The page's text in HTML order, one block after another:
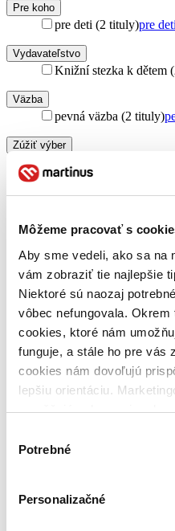
Môžeme pracovať s
Aby sme vedeli, ako sa na
vám zobraziť tie najlepšie
Niektoré sú naozaj
vôbec nefungovala.
cookies, ktoré nám
funguje, a stále ho pre vás
cookies nám dovoľujú
lepšiu orientáciu.
umožňujú zobrazenie
keby sme mohli používať
súhlasu
Potrebné
Personalizačné
Pre koho
pre deti (2 tituly)pre deti
Vydavateľstvo
Knižní stezka k dětem
Väzba
pevná väzba (2 tituly)
Zúžiť výber
Zoradiť
Bestsellery
Top hodnotené
Najdrahšie
Najlacnejšie
Najvyššia zľava
Použité filtre
Zrušiť filtre
Na tému príbehy